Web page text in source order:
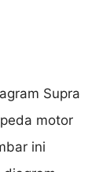
Supra
motor
ini